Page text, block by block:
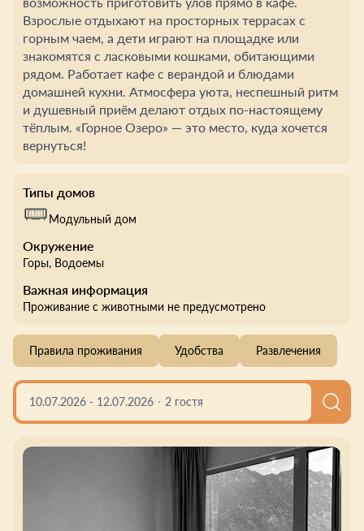
Взрослые отдыхают на просторных террасах с
горным чаем, а дети играют на площадке или
знакомятся с ласковыми кошками, обитающими
рядом. Работает кафе с верандой и блюдами
домашней кухни. Атмосфера уюта, неспешный ритм
и душевный приём делают отдых по-настоящему
тёплым. «Горное Озеро» — это место, куда хочется
вернуться!
Типы домов
Модульный дом
Окружение
Горы, Водоемы
Важная информация
Проживание с животными не предусмотрено
Правила проживания Удобства Развлечения
10.07.2026 - 12.07.2026 2 гостя